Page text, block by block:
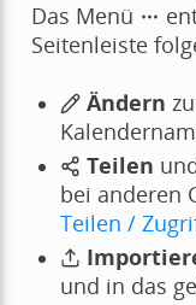
Das Menü
Seitenleiste
Ändern
Teilen
bei anderen
Teilen /
und in das